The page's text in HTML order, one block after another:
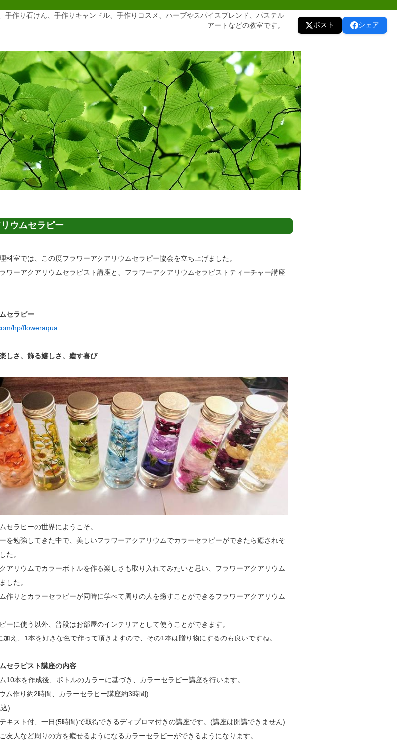
ポスト シェア
手作り石けん、手作りキャンドル、手作りコスメ、ハーブやスパイスブレンド、パステル
アートなどの教室です。
ウムセラピー
科室では、この度フラワーアクアリウムセラピー協会を立ち上げました。
ワーアクアリウムセラピスト講座と、フラワーアクアリウムセラピストティーチャー講座
セラピー
hp/floweraqua
しさ、飾る嬉しさ、癒す喜び
セラピーの世界にようこそ。
を勉強してきた中で、美しいフラワーアクアリウムでカラーセラピーができたら癒されそ
た。
アリウムでカラーボトルを作る楽しさも取り入れてみたいと思い、フラワーアクアリウム
した。
作りとカラーセラピーが同時に学べて周りの人を癒すことができるフラワーアクアリウム
ーに使う以外、普段はお部屋のインテリアとして使うことができます。
え、1本を好きな色で作って頂きますので、その1本は贈り物にするのも良いですね。
セラピスト講座の内容
10本を作成後、ボトルのカラーに基づき、カラーセラピー講座を行います。
ム作り約2時間、カラーセラピー講座約3時間)
込)
キスト付、一日(5時間)で取得できるディプロマ付きの講座です。(講座は開講できません)
友人など周りの方を癒せるようになるカラーセラピーができるようになります。